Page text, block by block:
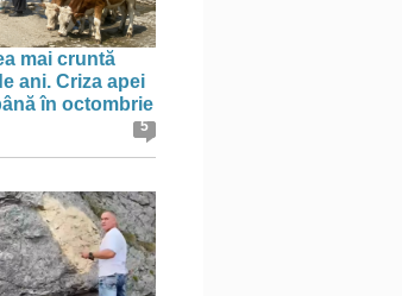
mai cruntă
ani. Criza apei
în octombrie
5